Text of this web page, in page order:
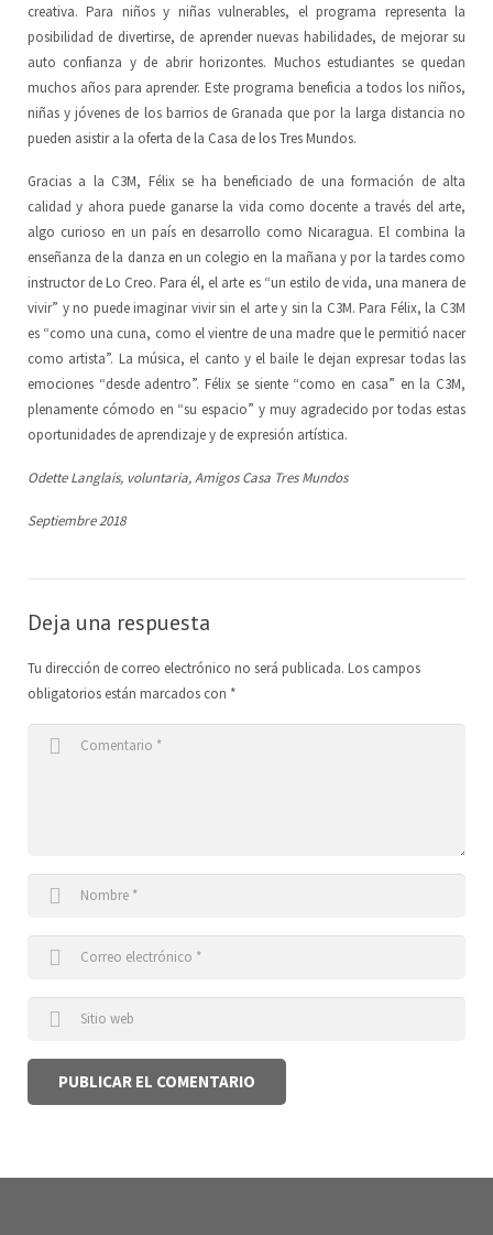
creativa. Para niños y niñas vulnerables, el programa representa la
posibilidad de divertirse, de aprender nuevas habilidades, de mejorar su
auto confianza y de abrir horizontes. Muchos estudiantes se quedan
muchos años para aprender. Este programa beneficia a todos los niños,
niñas y jóvenes de los barrios de Granada que por la larga distancia no
pueden asistir a la oferta de la Casa de los Tres Mundos.
Gracias a la C3M, Félix se ha beneficiado de una formación de alta
calidad y ahora puede ganarse la vida como docente a través del arte,
algo curioso en un país en desarrollo como Nicaragua. El combina la
enseñanza de la danza en un colegio en la mañana y por la tardes como
instructor de Lo Creo. Para él, el arte es “un estilo de vida, una manera de
vivir” y no puede imaginar vivir sin el arte y sin la C3M. Para Félix, la C3M
es “como una cuna, como el vientre de una madre que le permitió nacer
como artista”. La música, el canto y el baile le dejan expresar todas las
emociones “desde adentro”. Félix se siente “como en casa” en la C3M,
plenamente cómodo en “su espacio” y muy agradecido por todas estas
oportunidades de aprendizaje y de expresión artística.
Odette Langlais, voluntaria, Amigos Casa Tres Mundos
Septiembre 2018
Deja una respuesta
Tu dirección de correo electrónico no será publicada. Los campos
obligatorios están marcados con *